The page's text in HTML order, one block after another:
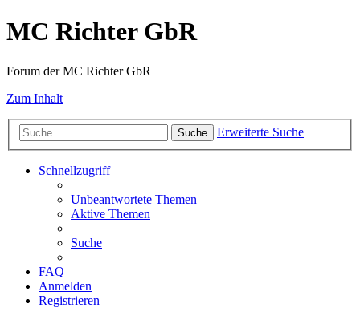
MC Richter GbR
Forum der MC Richter GbR
Zum Inhalt
Suche Erweiterte Suche
Schnellzugriff
Unbeantwortete Themen
Aktive Themen
Suche
FAQ
Anmelden
Registrieren